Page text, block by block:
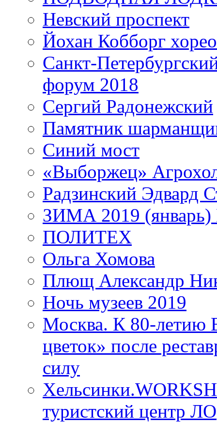
Невский проспект
Йохан Кобборг
Санкт-
форум 2018
Сергий Радонежский
Памятник
Синий мост
«Выборжец»
Радзинский Эдвард
ЗИМА 2019 (январь)
ПОЛИТЕХ
Ольга Хомова
Плющ Александр
Ночь музеев 2019
Москва. К 80-
цветок» после
силу
туристский центр ЛО